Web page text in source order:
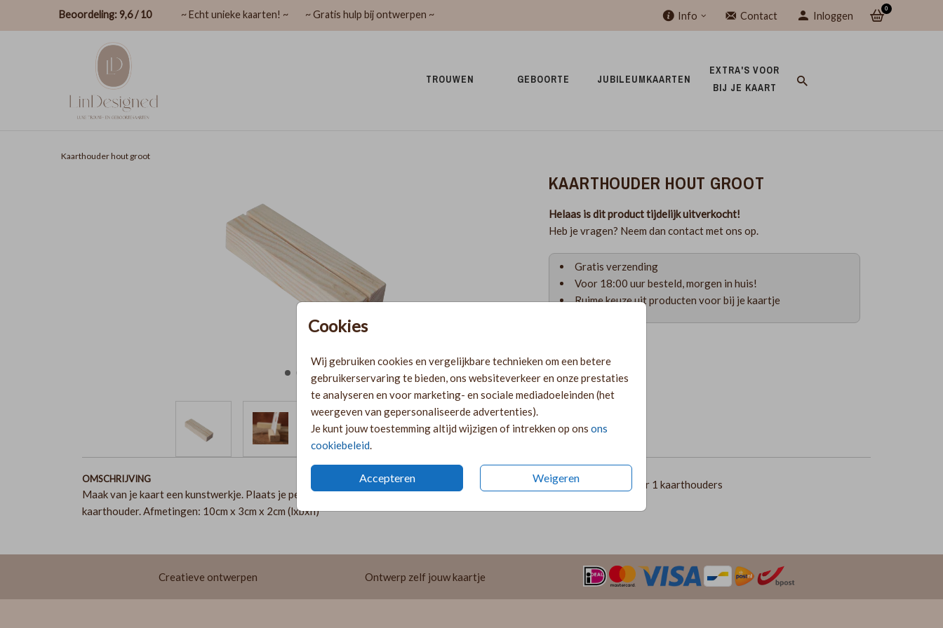
Beoordeling: 9,6 / 10 ~ Echt unieke kaarten! ~ ~ Gratis hulp bij ontwerpen ~ Info Contact Inloggen
0
TROUWEN GEBOORTE JUBILEUMKAARTEN
EXTRA'S VOOR
BIJ JE KAART
Cookies
Wij gebruiken cookies en vergelijkbare technieken om een betere
gebruikerservaring te bieden, ons websiteverkeer en onze prestaties
te analyseren en voor marketing- en sociale mediadoeleinden (het
weergeven van gepersonaliseerde advertenties).
Je kunt jouw toestemming altijd wijzigen of intrekken op ons ons
cookiebeleid
Accepteren Weigeren
Kaarthouder hout groot
KAARTHOUDER HOUT GROOT
Helaas is dit product tijdelijk uitverkocht!
Heb je vragen? Neem dan contact met ons op.
Gratis verzending
Voor 18:00 uur besteld, morgen in huis!
Ruime keuze uit producten voor bij je kaartje
OMSCHRIJVING
Maak van je kaart een kunstwerkje. Plaats je persoonlijke kaart in een mooie houten
kaarthouder. Afmetingen: 10cm x 3cm x 2cm (lxbxh)
Prijs: per 1 kaarthouders
Creatieve ontwerpen Ontwerp zelf jouw kaartje